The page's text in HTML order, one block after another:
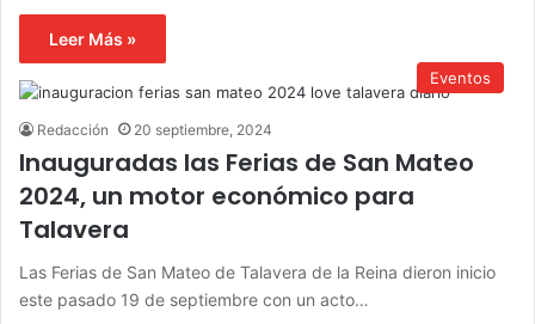
Leer Más »
Eventos
Redacción 20 septiembre, 2024
Inauguradas las Ferias de San Mateo
2024, un motor económico para
Talavera
Las Ferias de San Mateo de Talavera de la Reina dieron inicio
este pasado 19 de septiembre con un acto…